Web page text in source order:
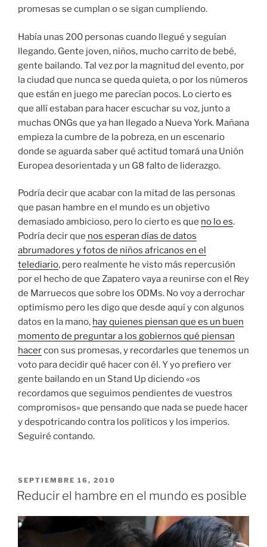
promesas se cumplan o se sigan cumpliendo.
Había unas 200 personas cuando llegué y seguían
llegando. Gente joven, niños, mucho carrito de bebé,
gente bailando. Tal vez por la magnitud del evento, por
la ciudad que nunca se queda quieta, o por los números
que están en juego me parecían pocos. Lo cierto es
que allí estaban para hacer escuchar su voz, junto a
muchas ONGs que ya han llegado a Nueva York. Mañana
empieza la cumbre de la pobreza, en un escenario
donde se aguarda saber qué actitud tomará una Unión
Europea desorientada y un G8 falto de liderazgo.
Podría decir que acabar con la mitad de las personas
que pasan hambre en el mundo es un objetivo
demasiado ambicioso, pero lo cierto es que no lo es.
Podría decir que nos esperan días de datos
abrumadores y fotos de niños africanos en el
telediario, pero realmente he visto más repercusión
por el hecho de que Zapatero vaya a reunirse con el Rey
de Marruecos que sobre los ODMs. No voy a derrochar
optimismo pero les digo que desde aquí y con algunos
datos en la mano, hay quienes piensan que es un buen
momento de preguntar a los gobiernos qué piensan
hacercon sus promesas, y recordarles que tenemos un
voto para decidir qué hacer con él. Y yo prefiero ver
gente bailando en un Stand Up diciendo «os
recordamos que seguimos pendientes de vuestros
compromisos» que pensando que nada se puede hacer
y despotricando contra los políticos y los imperios.
Seguiré contando.
PUBLICADO
EL
SEPTIEMBRE 16, 2010
Reducir el hambre en el mundo es posible